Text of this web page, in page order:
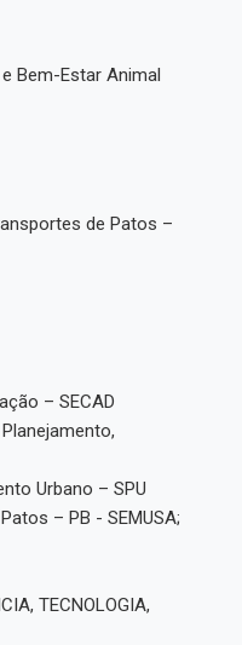
Bem-Estar Animal
de Patos –
– SECAD
Urbano – SPU
– PB - SEMUSA;
TECNOLOGIA,